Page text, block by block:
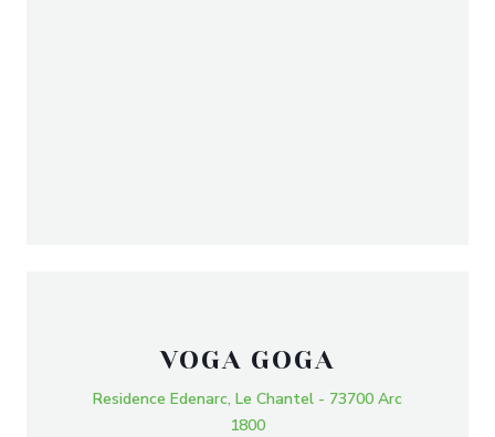
VOGA GOGA
Residence Edenarc, Le Chantel - 73700 Arc
1800